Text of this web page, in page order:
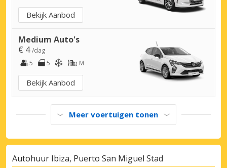
Bekijk Aanbod
Medium Auto's
€ 4/dag
5
5 M
Bekijk Aanbod
Meer voertuigen tonen
Autohuur Ibiza, Puerto San Miguel Stad